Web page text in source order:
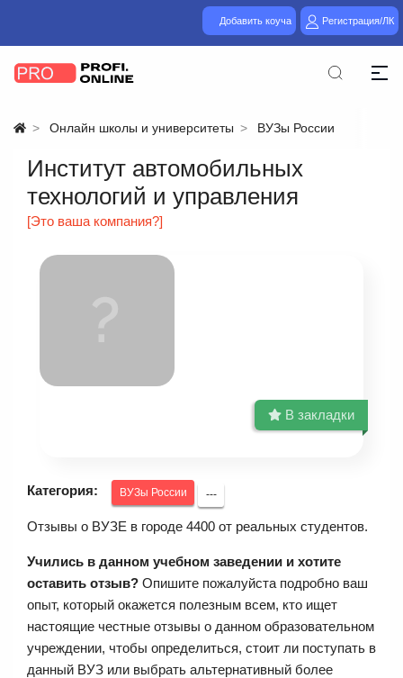
Добавить коуча Регистрация/ЛК
Онлайн школы и университеты ВУЗы России
Институт автомобильных
технологий и управления
[Это ваша компания?]
В закладки
Категория: ВУЗы России ---
Отзывы о ВУЗЕ в городе 4400 от реальных студентов.
Учились в данном учебном заведении и хотите
оставить отзыв? Опишите пожалуйста подробно ваш
опыт, который окажется полезным всем, кто ищет
настоящие честные отзывы о данном образовательном
учреждении, чтобы определиться, стоит ли поступать в
данный ВУЗ или выбрать альтернативный более